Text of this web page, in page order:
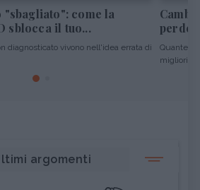
come la
sblocca il tuo...
diagnosticato vivono nell'idea errata di
Quante
migliori
argomenti